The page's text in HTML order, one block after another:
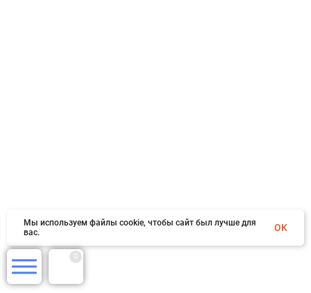
0
Мы используем файлы cookie, чтобы сайт был лучше для
вас.
OK